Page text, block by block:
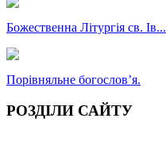
Божественна Літургія св. Ів...
Порівняльне богословʼя.
РОЗДІЛИ САЙТУ